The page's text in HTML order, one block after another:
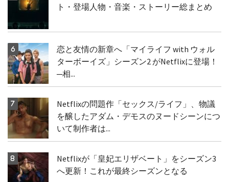
ト・登場人物・音楽・ストーリー総まとめ
恋と友情の新章へ「マイライフ with ウォル
ターボーイズ」シーズン2 がNetflixに登場！
─相...
Netflixの問題作「セックス/ライフ」、物議
を醸したアダム・デモスのヌードシーンにつ
いて制作者は...
Netflixが「皇妃エリザベート」をシーズン3
へ更新！これが最終シーズンとなる